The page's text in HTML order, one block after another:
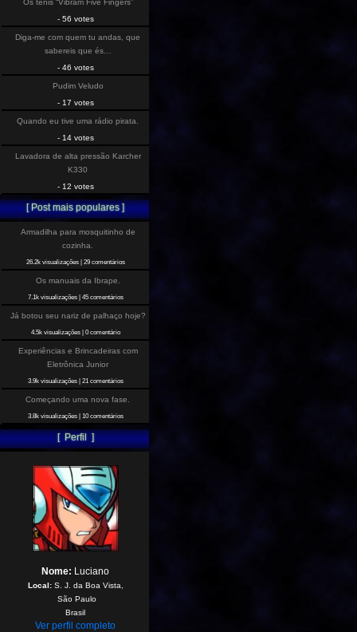
Os tenis “Vibram Five Fingers”
- 56 votes
Diga-me com quem tu andas, que
sabereis que és…
- 46 votes
Pudim Veludo
- 17 votes
Quando eu tive uma rádio pirata.
- 14 votes
Lavadora de alta pressão Karcher
K330
- 12 votes
[ Post mais populares ]
Armadilha para mosquitinho de
cozinha.
26.2k visualizações| 29 comentários
Os manuais da Ibrape.
7.1k visualizações| 45 comentários
Já botou seu nariz de palhaço hoje?
4.5k visualizações| 0 comentário
Experiências e Brincadeiras com
Eletrônica Junior
3.9k visualizações| 21 comentários
Começando uma nova fase.
3.8k visualizações| 10 comentários
[ Perfil ]
Nome: Luciano
Local:S. J. da Boa Vista,
São Paulo
Brasil
Ver perfil completo